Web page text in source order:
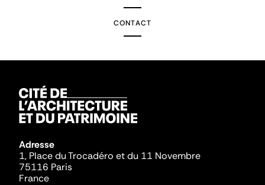
CONTACT
Adresse
1, Place du Trocadéro et du 11 Novembre
75116 Paris
France